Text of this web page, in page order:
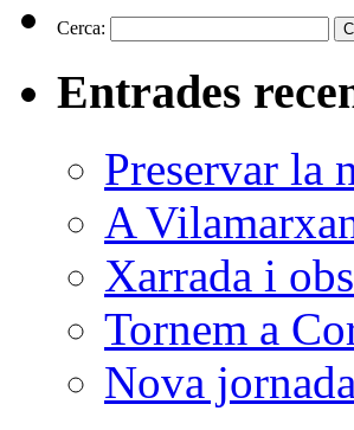
Cerca:
Entrades
Preservar la
A
Xarrada i
Tornem a
Nova